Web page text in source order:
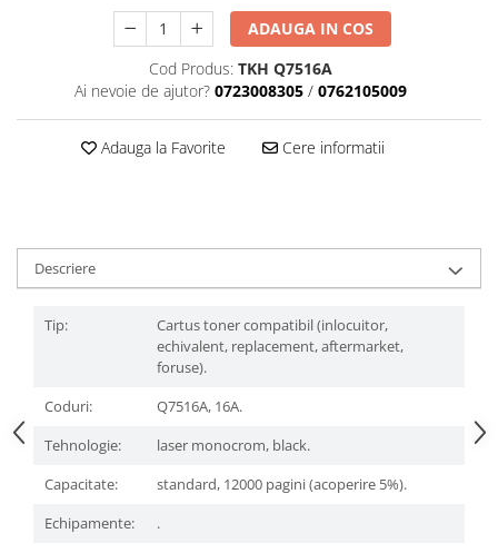
ADAUGA IN COS
Cod Produs: TKH Q7516A
Ai nevoie de ajutor? 0723008305 / 0762105009
Adauga la Favorite Cere informatii
Descriere
Tip:
Cartus toner compatibil (inlocuitor,
echivalent, replacement, aftermarket,
foruse).
Coduri:
Q7516A, 16A.
Tehnologie:
laser monocrom, black.
Capacitate:
standard, 12000 pagini (acoperire 5%).
Echipamente:
.